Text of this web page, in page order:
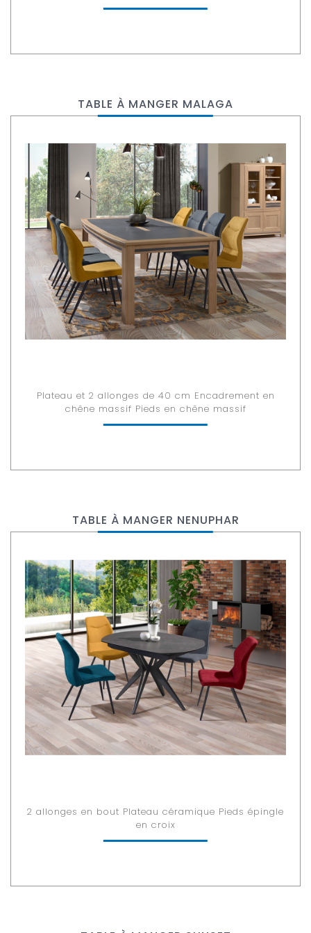
TABLE À MANGER MALAGA
Plateau et 2 allonges de 40 cm Encadrement en
chêne massif Pieds en chêne massif
TABLE À MANGER NENUPHAR
2 allonges en bout Plateau céramique Pieds épingle
en croix